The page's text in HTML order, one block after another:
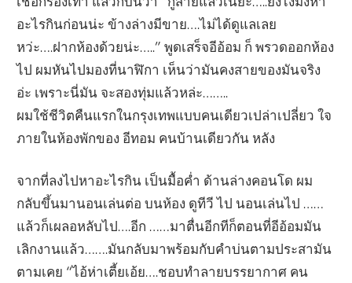
อะไรกินก่อนน่ะ ข้างล่างมีขาย….ไม่ได้ดูแลเลย
หว่ะ….ฝากห้องด้วยน่ะ…..” พูดเสร็จอีอ้อม ก็ พรวดออกห้อง
ไป ผมหันไปมองที่นาฬิกา เห็นว่ามันคงสายของมันจริง
อ่ะ เพราะนี่มัน จะสองทุ่มแล้วหล่ะ……..
ผมใช้ชีวิตคืนแรกในกรุงเทพแบบคนเดียวเปล่าเปลี่ยว ใจ
ภายในห้องพักของ อีทอม คนบ้านเดียวกัน หลัง
จากที่ลงไปหาอะไรกิน เป็นมื้อค่ำ ด้านล่างคอนโด ผม
กลับขึ้นมานอนเล่นต่อ บนห้อง ดูทีวี ไป นอนเล่นไป ……
แล้วก็เผลอหลับไป….อีก ……มาตื่นอีกทีก็ตอนที่อีอ้อมมัน
เลิกงานแล้ว…….มันกลับมาพร้อมกับคำบ่นตามประสามัน
ตามเคย “ไอ้ห่าเตี้ยเอ้ย….ชอบทำลายบรรยากาศ คน